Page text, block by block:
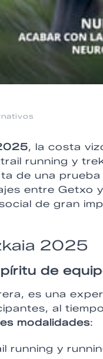
, la costa
running y
de una prueba
entre Getxo
de gran
2025
de
es una
al
modalidades:
running y